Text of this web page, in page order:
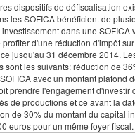
dispositifs de défiscalisation
les SOFICA bénéficient de
dans une SOFICA
d'une réduction d'impôt
jusqu'au 31 décembre 2014.
sont les suivants: réduction de
avec un montant plafond
prendre l'engagement d'investir
de productions et ce avant la
de 30% du montant du capital
euros pour un même foyer fiscal.